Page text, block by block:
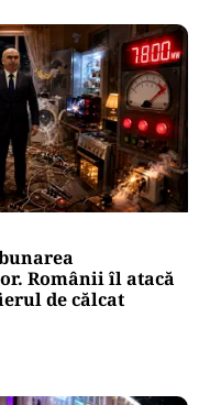
Românii îl atacă
de călcat